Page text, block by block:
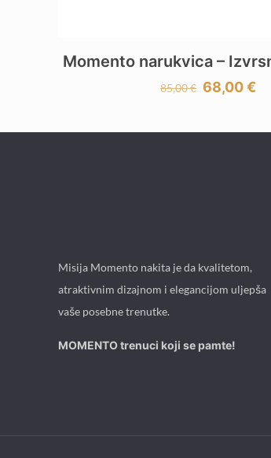
Momento narukvica –
85,00€ Izvorna
bila
68,00€
je:
Misija Momento nakita je da kvalitetom,
atraktivnim dizajnom i elegancijom uljepša
vaše posebne trenutke.
MOMENTO trenuci koji se pamte!